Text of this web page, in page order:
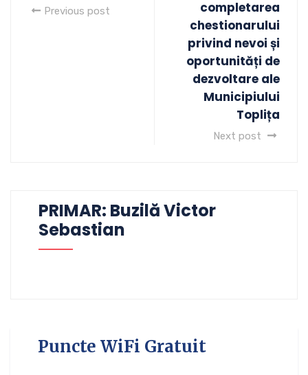
Previous post
completarea
chestionarului
privind nevoi și
oportunități de
dezvoltare ale
Municipiului
Toplița
Next post
PRIMAR: Buzilă Victor
Sebastian
Puncte WiFi Gratuit